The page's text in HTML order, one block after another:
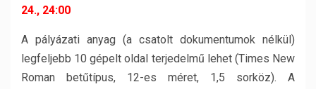
24., 24:00
A pályázati anyag (a csatolt dokumentumok nélkül)
legfeljebb 10 gépelt oldal terjedelmű lehet (Times New
Roman betűtípus, 12-es méret, 1,5 sorköz). A